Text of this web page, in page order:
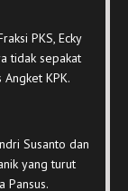
PKS, Ecky
tidak sepakat
KPK.
Susanto dan
yang turut
Pansus.